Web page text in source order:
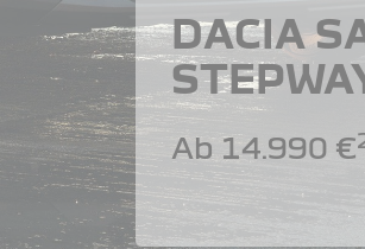
DACIA
Ab 14.990 €